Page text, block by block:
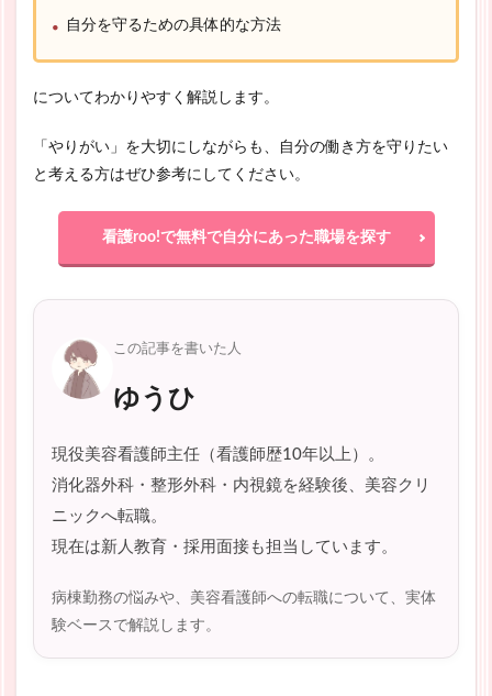
自分を守るための具体的な方法
についてわかりやすく解説します。
「やりがい」を大切にしながらも、自分の働き方を守りたい
と考える方はぜひ参考にしてください。
看護roo!で無料で自分にあった職場を探す
この記事を書いた人
ゆうひ
現役美容看護師主任（看護師歴10年以上）。
消化器外科・整形外科・内視鏡を経験後、美容クリ
ニックへ転職。
現在は新人教育・採用面接も担当しています。
病棟勤務の悩みや、美容看護師への転職について、実体
験ベースで解説します。